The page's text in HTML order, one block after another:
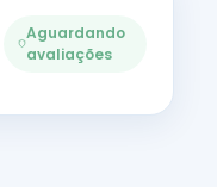
Aguardando
avaliações